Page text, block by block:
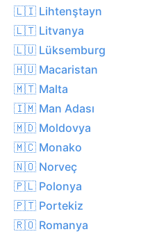
🇱🇮 Lihtenştayn
🇱🇹 Litvanya
🇱🇺 Lüksemburg
🇭🇺 Macaristan
🇲🇹 Malta
🇮🇲 Man Adası
🇲🇩 Moldovya
🇲🇨 Monako
🇳🇴 Norveç
🇵🇱 Polonya
🇵🇹 Portekiz
🇷🇴 Romanya